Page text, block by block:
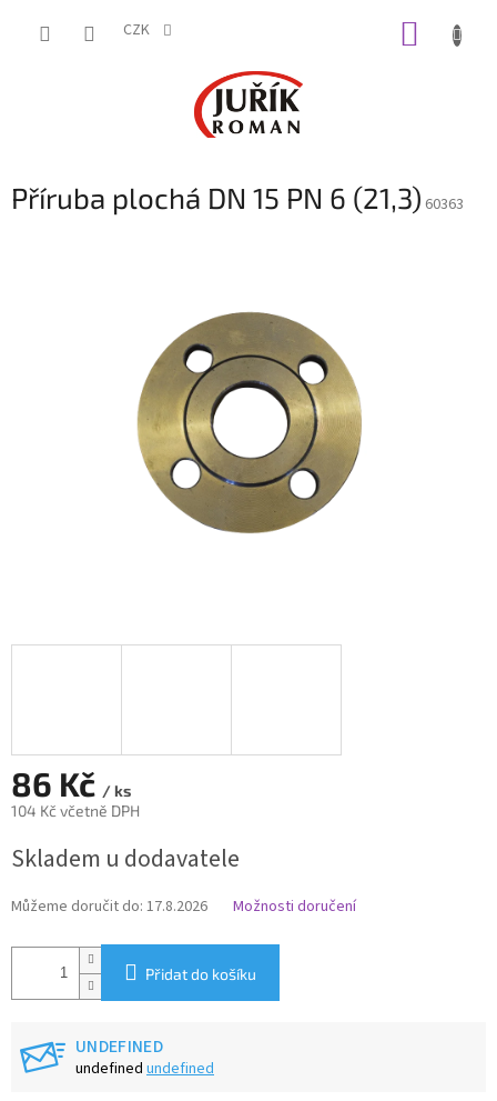
CZK
Příruba plochá DN 15 PN 6 (21,3) 60363
86 Kč / ks
104 Kč včetně DPH
cena:
Skladem u dodavatele
Můžeme doručit do: 17.8.2026 Možnosti doručení
Přidat do košíku
UNDEFINED
undefined undefined